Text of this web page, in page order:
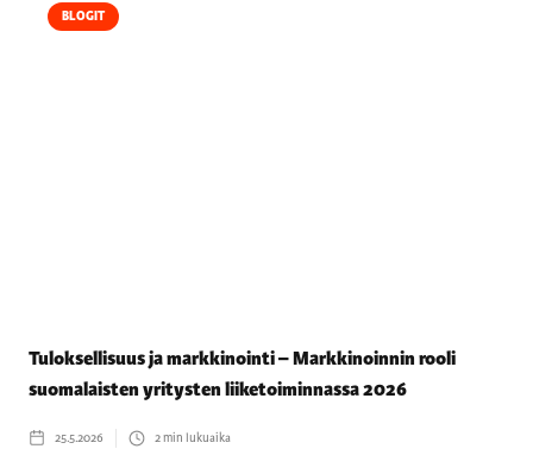
BLOGIT
Tuloksellisuus ja markkinointi – Markkinoinnin rooli
suomalaisten yritysten liiketoiminnassa 2026
25.5.2026 2min lukuaika